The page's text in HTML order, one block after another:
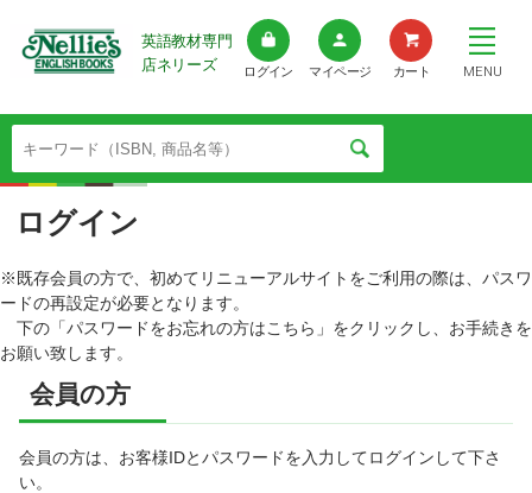
英語教材専門
店ネリーズ
ログイン マイページ カート MENU
ログイン
※既存会員の方で、初めてリニューアルサイトをご利用の際は、パスワ
ードの再設定が必要となります。
下の「パスワードをお忘れの方はこちら」をクリックし、お手続きを
お願い致します。
会員の方
会員の方は、お客様IDとパスワードを入力してログインして下さ
い。